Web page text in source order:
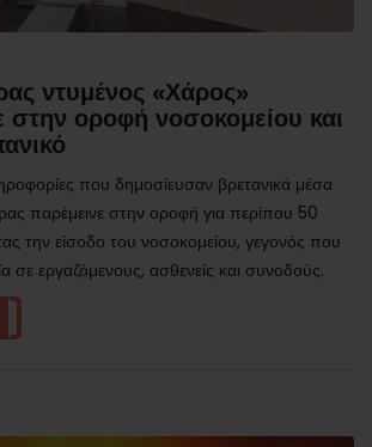
ντυμένος «Χάρος»
οροφή νοσοκομείου και
που δημοσίευσαν βρετανικά μέσα
παρέμεινε στην οροφή για περίπου 50
την είσοδο του νοσοκομείου, γεγονός που
σε εργαζόμενους, ασθενείς και συνοδούς.